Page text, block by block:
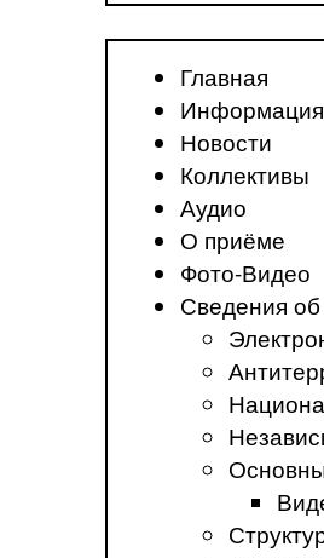
Главная
Информация
Новости
Коллективы
Аудио
О приёме
Фото-Видео
Сведения